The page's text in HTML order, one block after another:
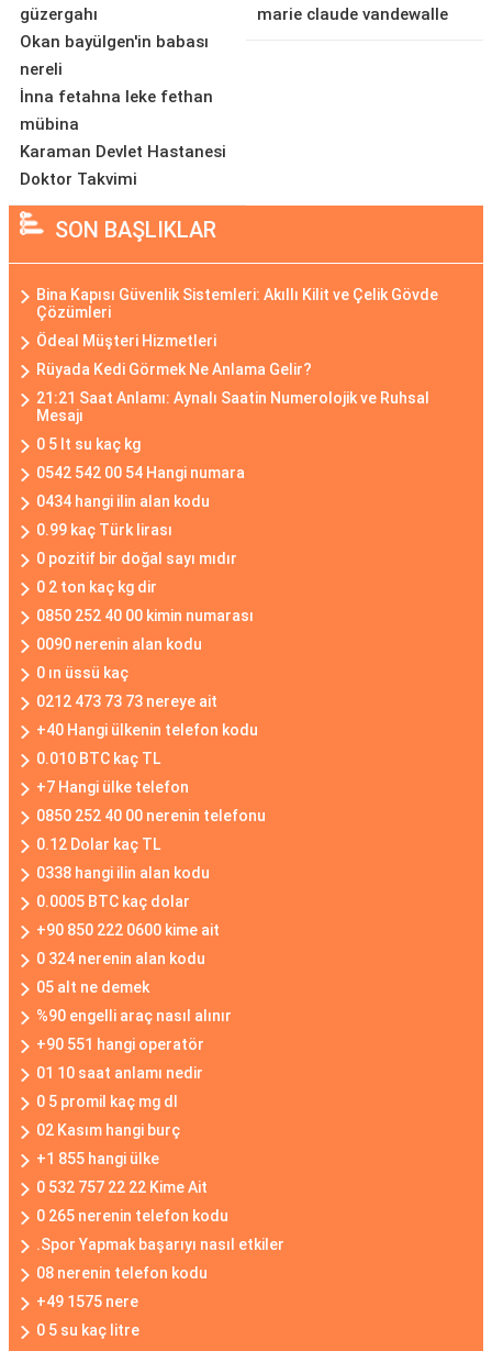
güzergahı
Okan bayülgen'in babası
nereli
İnna fetahna leke fethan
mübina
Karaman Devlet Hastanesi
Doktor Takvimi
marie claude vandewalle
SON BAŞLIKLAR
Bina Kapısı Güvenlik Sistemleri: Akıllı Kilit ve Çelik Gövde
Çözümleri
Ödeal Müşteri Hizmetleri
Rüyada Kedi Görmek Ne Anlama Gelir?
21:21 Saat Anlamı: Aynalı Saatin Numerolojik ve Ruhsal
Mesajı
0 5 lt su kaç kg
0542 542 00 54 Hangi numara
0434 hangi ilin alan kodu
0.99 kaç Türk lirası
0 pozitif bir doğal sayı mıdır
0 2 ton kaç kg dir
0850 252 40 00 kimin numarası
0090 nerenin alan kodu
0 ın üssü kaç
0212 473 73 73 nereye ait
+40 Hangi ülkenin telefon kodu
0.010 BTC kaç TL
+7 Hangi ülke telefon
0850 252 40 00 nerenin telefonu
0.12 Dolar kaç TL
0338 hangi ilin alan kodu
0.0005 BTC kaç dolar
+90 850 222 0600 kime ait
0 324 nerenin alan kodu
05 alt ne demek
%90 engelli araç nasıl alınır
+90 551 hangi operatör
01 10 saat anlamı nedir
0 5 promil kaç mg dl
02 Kasım hangi burç
+1 855 hangi ülke
0 532 757 22 22 Kime Ait
0 265 nerenin telefon kodu
.Spor Yapmak başarıyı nasıl etkiler
08 nerenin telefon kodu
+49 1575 nere
0 5 su kaç litre